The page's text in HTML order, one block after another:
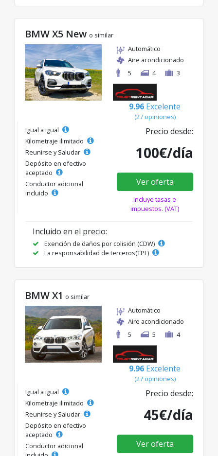
BMW X5 New o similar
Automático
Aire acondicionado
5
4 3
9.96 Excelente
(27 opiniones)
Igual a igual
Kilometraje ilimitado
Reunirse y Saludar
Depósito en efectivo
aceptado
Conductor adicional
incluido
Precio desde:
100€/día
Ver oferta
Incluye tasas e
impuestos. (VAT)
Incluido en el precio:
Exención de daños por colisión (CDW)
La responsabilidad de terceros(TPL)
BMW X1 o similar
Automático
Aire acondicionado
5
5 4
9.96 Excelente
(27 opiniones)
Igual a igual
Kilometraje ilimitado
Reunirse y Saludar
Depósito en efectivo
aceptado
Conductor adicional
Precio desde:
45€/día
Ver oferta